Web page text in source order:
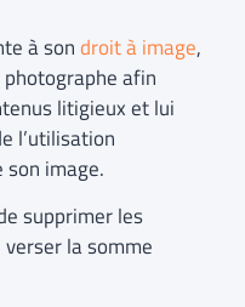
à sondroit à image,
afin
litigieux et lui
l’utilisation
image.
supprimer les
la somme